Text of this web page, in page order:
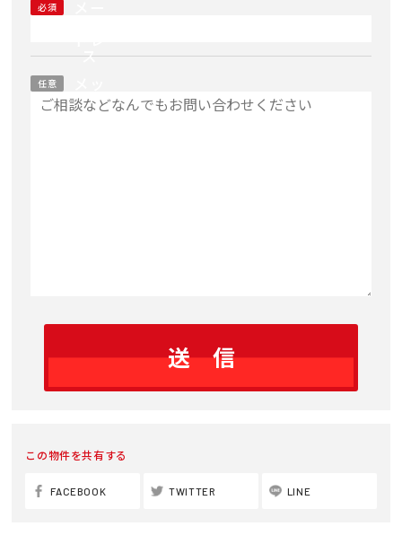
必須
ス
任意
セー
ジ
この物件を共有する
FACEBOOK TWITTER LINE